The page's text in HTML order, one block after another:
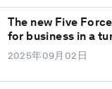
The new Five
for business in a
2025年09月02日